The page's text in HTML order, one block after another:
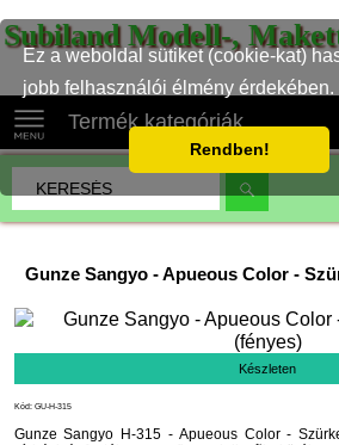
Ez a weboldal sütiket (cookie-kat)
jobb felhasználói élmény érdekében.
Rendben!
Subiland Modell-,
Termék kategóriák
Gunze Sangyo -Apueous Color -
Készleten
Kód: GU-H-315
Gunze Sangyo H-315 - Apueous Color -